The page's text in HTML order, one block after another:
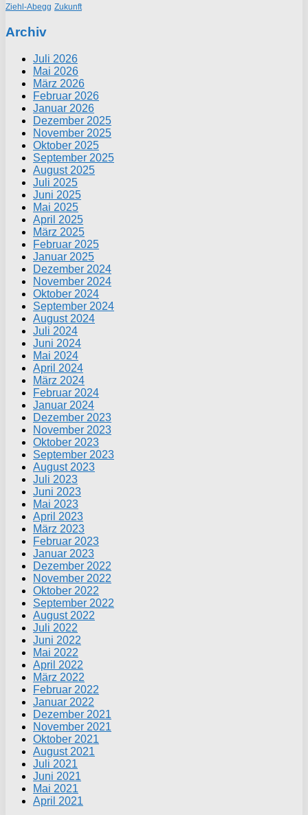
Ziehl-Abegg Zukunft
Archiv
Juli 2026
Mai 2026
März 2026
Februar 2026
Januar 2026
Dezember 2025
November 2025
Oktober 2025
September 2025
August 2025
Juli 2025
Juni 2025
Mai 2025
April 2025
März 2025
Februar 2025
Januar 2025
Dezember 2024
November 2024
Oktober 2024
September 2024
August 2024
Juli 2024
Juni 2024
Mai 2024
April 2024
März 2024
Februar 2024
Januar 2024
Dezember 2023
November 2023
Oktober 2023
September 2023
August 2023
Juli 2023
Juni 2023
Mai 2023
April 2023
März 2023
Februar 2023
Januar 2023
Dezember 2022
November 2022
Oktober 2022
September 2022
August 2022
Juli 2022
Juni 2022
Mai 2022
April 2022
März 2022
Februar 2022
Januar 2022
Dezember 2021
November 2021
Oktober 2021
August 2021
Juli 2021
Juni 2021
Mai 2021
April 2021